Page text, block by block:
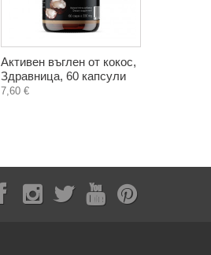
Активен въглен от кокос,
Здравница, 60 капсули
7,60 €